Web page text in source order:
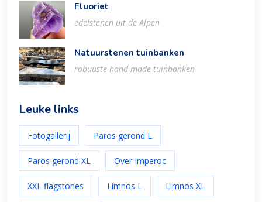
Fluoriet
edelstenen uit de Alpen
Natuurstenen tuinbanken
robuuste hand-made tuinbanken
Leuke links
Fotogallerij Paros gerond L
Paros gerond XL Over Imperoc
XXL flagstones Limnos L Limnos XL